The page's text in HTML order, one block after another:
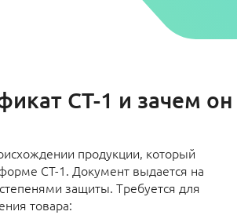
СТ-1 и зачем
продукции, который
СТ-1. Документ выдается на
защиты. Требуется для
товара: